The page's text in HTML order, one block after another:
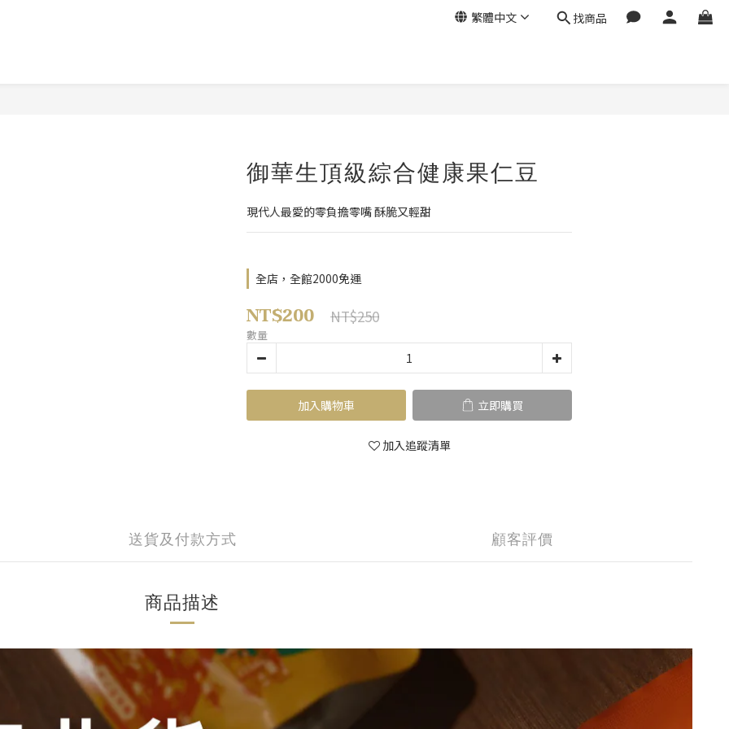
繁體中文 找商品
御華生頂級綜合健康果仁豆
現代人最愛的零負擔零嘴 酥脆又輕甜
全店，全館2000免運
NT$200 NT$250
數量
加入購物車 立即購買
加入追蹤清單
送貨及付款方式 顧客評價
商品描述